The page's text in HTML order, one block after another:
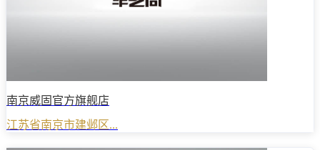
南京威固官方旗舰店
江苏省南京市建邺区...